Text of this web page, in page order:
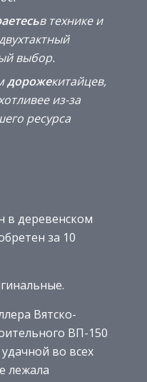
в технике и
выбор.
дорожекитайцев,
из-за
ресурса
в деревенском
за 10
Вятско-
ВП-150
во всех
лежала